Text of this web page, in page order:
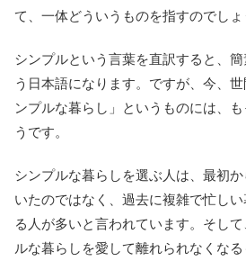
て、一体どういうものを指すのでしょ
シンプルという言葉を直訳すると、
う日本語になります。ですが、今、
ンプルな暮らし」というものには、
うです。
シンプルな暮らしを選ぶ人は、最初
いたのではなく、過去に複雑で忙し
る人が多いと言われています。そし
ルな暮らしを愛して離れられなくなる